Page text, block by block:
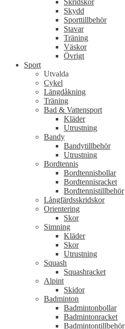
Skridskor
Skydd
Sporttillbehör
Stavar
Träning
Väskor
Övrigt
Sport
Utvalda
Cykel
Längdåkning
Träning
Bad & Vattensport
Kläder
Utrustning
Bandy
Bandytillbehör
Utrustning
Bordtennis
Bordtennisbollar
Bordtennisracket
Bordtennistillbehör
Långfärdsskridskor
Orientering
Skor
Simning
Kläder
Skor
Utrustning
Squash
Squashracket
Alpint
Skidor
Badminton
Badmintonbollar
Badmintonracket
Badmintontillbehör